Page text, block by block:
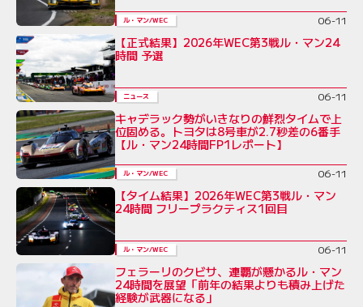
ル・マン/WEC 06-11
【正式結果】2026年WEC第3戦ル・マン24
時間 予選
ニュース 06-11
キャデラック勢がいきなりの鮮烈タイムで上
位固める。トヨタは8号車が2.7秒差の6番手
【ル・マン24時間FP1レポート】
ル・マン/WEC 06-11
【タイム結果】2026年WEC第3戦ル・マン
24時間 フリープラクティス1回目
ル・マン/WEC 06-11
フェラーリのクビサ、連覇が懸かるル・マン
24時間を展望「前年の結果よりも積み上げた
経験が武器になる」